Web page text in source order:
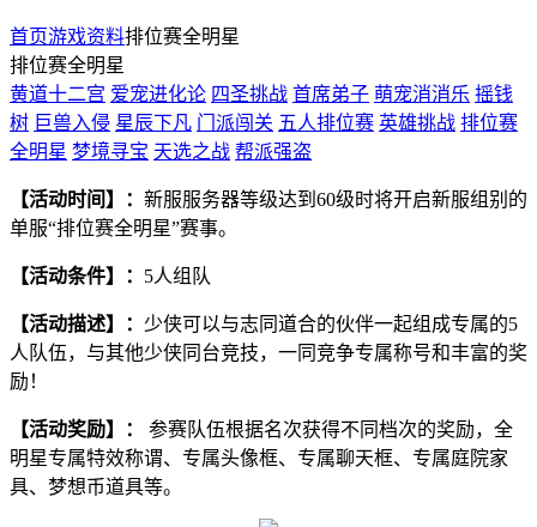
首页游戏资料排位赛全明星
排位赛全明星
黄道十二宫 爱宠进化论 四圣挑战 首席弟子 萌宠消消乐 摇钱
树 巨兽入侵 星辰下凡 门派闯关 五人排位赛 英雄挑战 排位赛
全明星 梦境寻宝 天选之战 帮派强盗
【活动时间】： 新服服务器等级达到60级时将开启新服组别的
单服“排位赛全明星”赛事。
【活动条件】： 5人组队
【活动描述】： 少侠可以与志同道合的伙伴一起组成专属的5
人队伍，与其他少侠同台竞技，一同竞争专属称号和丰富的奖
励！
【活动奖励】： 参赛队伍根据名次获得不同档次的奖励，全
明星专属特效称谓、专属头像框、专属聊天框、专属庭院家
具、梦想币道具等。